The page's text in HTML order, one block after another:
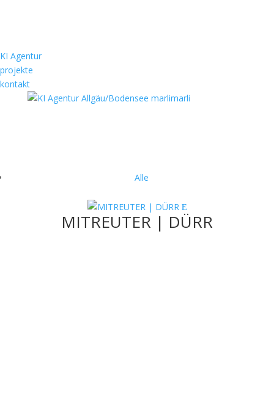
KI Agentur
projekte
kontakt
Alle
MITREUTER | DÜRR